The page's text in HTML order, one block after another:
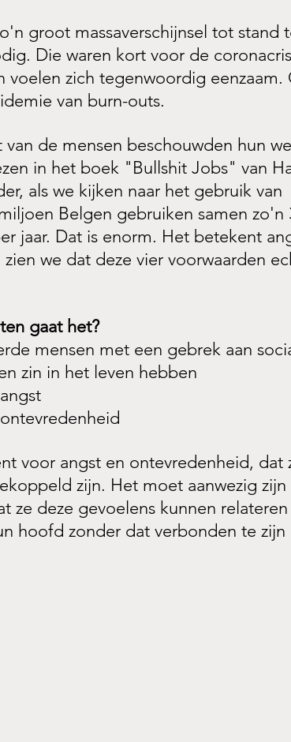
groot massaverschijnsel tot stand
Die waren kort voor de
voelen zich tegenwoordig eenzaam.
van burn-outs.
de mensen beschouwden hun
in het boek "Bullshit Jobs" van
als we kijken naar het gebruik van
Belgen gebruiken samen zo'n
jaar. Dat is enorm. Het betekent
we dat deze vier voorwaarden
gaat het?
mensen met een gebrek aan
zin in het leven hebben
voor angst en ontevredenheid, dat
zijn. Het moet aanwezig
ze deze gevoelens kunnen
hoofd zonder dat verbonden te zijn